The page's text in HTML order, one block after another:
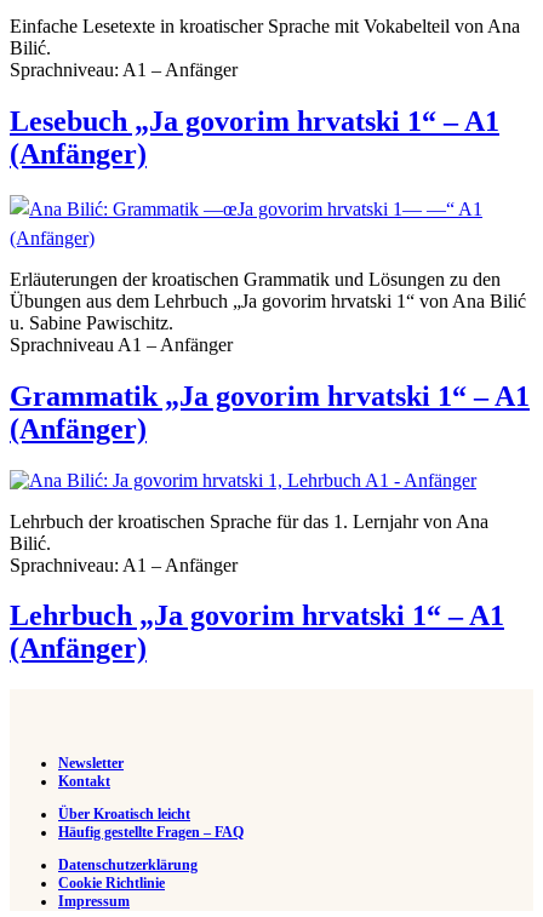
Einfache Lesetexte in kroatischer Sprache mit Vokabelteil von Ana
Bilić.
Sprachniveau: A1 – Anfänger
Lesebuch „Ja govorim hrvatski 1“ – A1
(Anfänger)
Erläuterungen der kroatischen Grammatik und Lösungen zu den
Übungen aus dem Lehrbuch „Ja govorim hrvatski 1“ von Ana Bilić
u. Sabine Pawischitz.
Sprachniveau A1 – Anfänger
Grammatik „Ja govorim hrvatski 1“ – A1
(Anfänger)
Lehrbuch der kroatischen Sprache für das 1. Lernjahr von Ana
Bilić.
Sprachniveau: A1 – Anfänger
Lehrbuch „Ja govorim hrvatski 1“ – A1
(Anfänger)
Newsletter
Kontakt
Über Kroatisch leicht
Häufig gestellte Fragen – FAQ
Datenschutzerklärung
Cookie Richtlinie
Impressum